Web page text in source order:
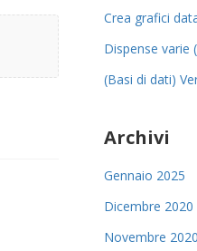
Crea grafici
Dispense varie
(Basi di dati)
Archivi
Gennaio 2025
Dicembre 2020
Novembre 2020